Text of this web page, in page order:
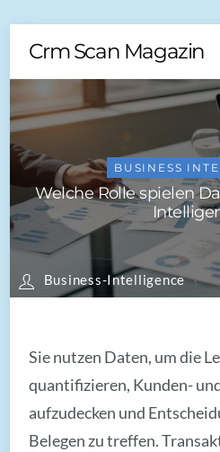
Crm Scan Magazin
Welche Rolle spielen
Business-Intelligence
BUSINESS
Sie nutzen Daten, um die
quantifizieren, Kunden-
aufzudecken und
Belegen zu treffen.